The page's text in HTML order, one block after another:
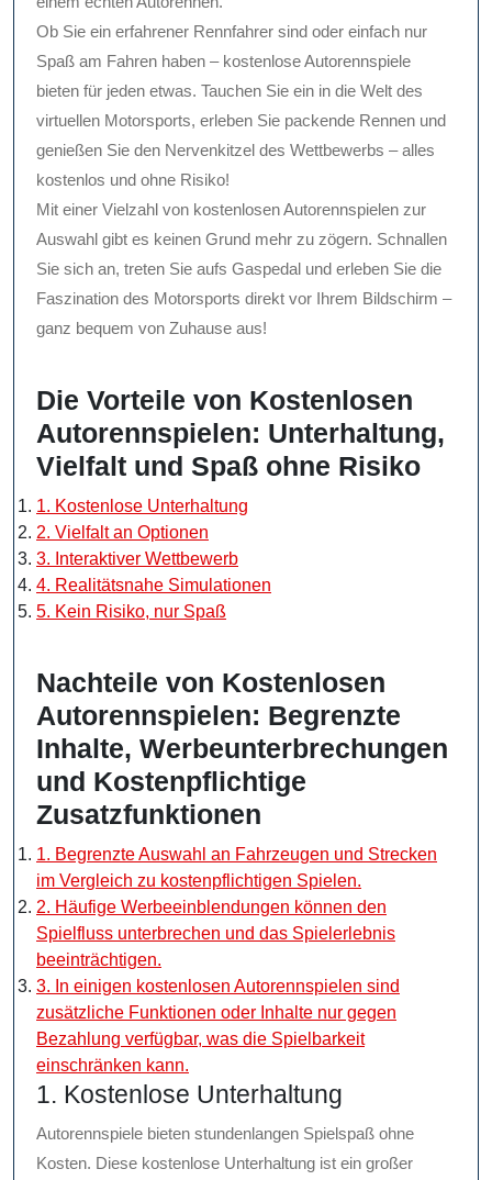
Ob Sie ein erfahrener Rennfahrer sind oder einfach nur
Spaß am Fahren haben – kostenlose Autorennspiele
bieten für jeden etwas. Tauchen Sie ein in die Welt des
virtuellen Motorsports, erleben Sie packende Rennen und
genießen Sie den Nervenkitzel des Wettbewerbs – alles
kostenlos und ohne Risiko!
Mit einer Vielzahl von kostenlosen Autorennspielen zur
Auswahl gibt es keinen Grund mehr zu zögern. Schnallen
Sie sich an, treten Sie aufs Gaspedal und erleben Sie die
Faszination des Motorsports direkt vor Ihrem Bildschirm –
ganz bequem von Zuhause aus!
Die Vorteile von Kostenlosen
Autorennspielen: Unterhaltung,
Vielfalt und Spaß ohne Risiko
1. Kostenlose Unterhaltung
2. Vielfalt an Optionen
3. Interaktiver Wettbewerb
4. Realitätsnahe Simulationen
5. Kein Risiko, nur Spaß
Nachteile von Kostenlosen
Autorennspielen: Begrenzte
Inhalte, Werbeunterbrechungen
und Kostenpflichtige
Zusatzfunktionen
1. Begrenzte Auswahl an Fahrzeugen und Strecken
im Vergleich zu kostenpflichtigen Spielen.
2. Häufige Werbeeinblendungen können den
Spielfluss unterbrechen und das Spielerlebnis
beeinträchtigen.
3. In einigen kostenlosen Autorennspielen sind
zusätzliche Funktionen oder Inhalte nur gegen
Bezahlung verfügbar, was die Spielbarkeit
einschränken kann.
1. Kostenlose Unterhaltung
Autorennspiele bieten stundenlangen Spielspaß ohne
Kosten. Diese kostenlose Unterhaltung ist ein großer